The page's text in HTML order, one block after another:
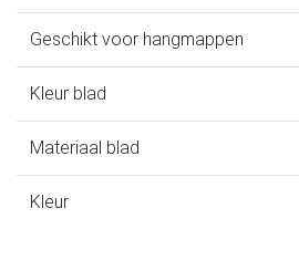
Geschikt voor hangmappen
Kleur blad
Materiaal blad
Kleur